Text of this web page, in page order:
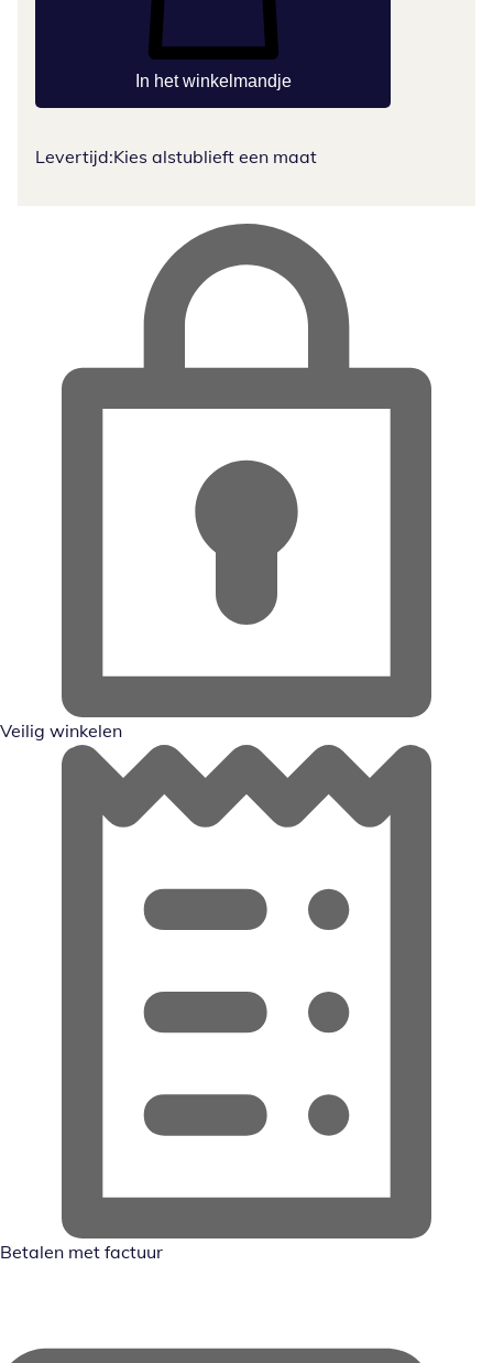
In het winkelmandje
Levertijd:Kies alstublieft een maat
Veilig winkelen
Betalen met factuur